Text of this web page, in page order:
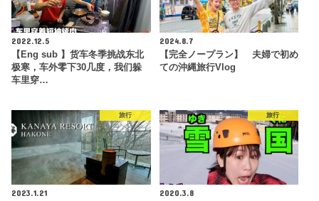
2022.12.5
【Eng sub 】货车冬季挑战东北
极寒，车外零下30几度，我们躲
车里穿…
2024.8.7
【完全ノープラン】 夫婦で初め
ての沖縄旅行Vlog
旅行
2023.1.21
旅行
2020.3.8